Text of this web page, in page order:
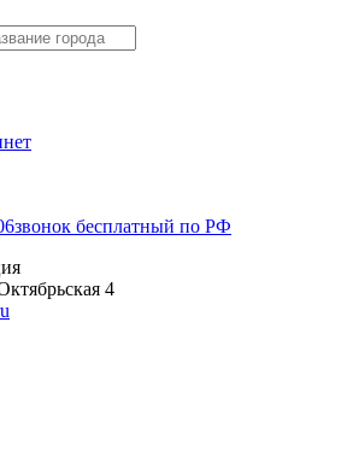
звонок бесплатный по РФ
4